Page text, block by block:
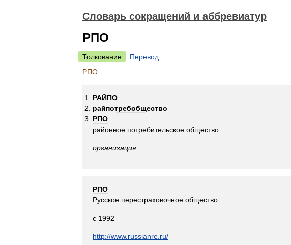
Словарь сокращений и аббревиатур
РПО
Толкование
Перевод
РПО
РАЙПО
райпотребобщество
РПО
районное потребительское общество
организация
РПО
Русское перестраховочное общество
с 1992
http://www. russianre ru/